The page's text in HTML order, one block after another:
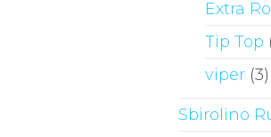
Extra
Tip Top
viper (3)
Sbirolino